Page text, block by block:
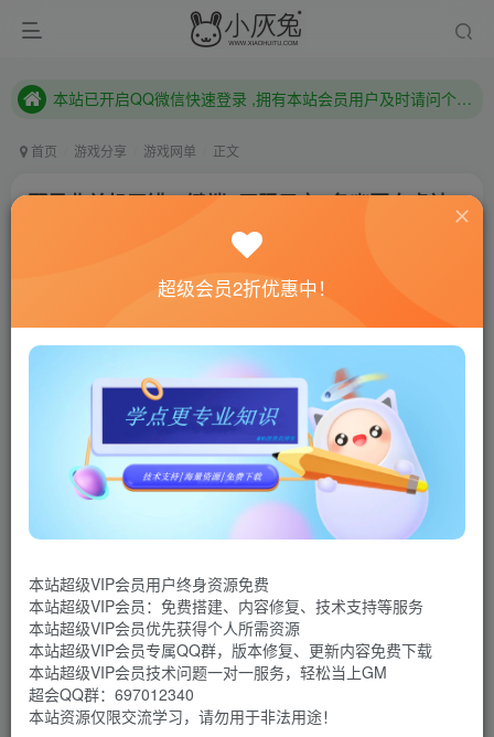
本站已开启QQ微信快速登录 ,拥有本站会员用户及时请问个人中心绑定！
本站已开启QQ微信快速登录 ,拥有本站会员用户及时请问个人中心绑定！
首页 游戏分享 游戏网单 正文
邪风曲单机无错一键端+无限元宝+各幽冥白虎神
469 5
联网教程： 内附教程
单机教程： 内附教程
不懂的话联系客服！！！
游戏名称：网络游戏-邪风曲单机
配置推荐：Windows XP/7 (32 或 64位)
CPU：双核2GHz
内存：2GB（至少）
【游戏介绍】《邪风曲》是一款2D回合制网络游戏，由
成都欢娱互动科技有限公司研发。游戏以当红网络作家血红
的著名小说《邪风曲》为蓝本。游戏背景糅合了中国大明王
朝和传统中国神话，力图表现小说中起伏跌宕的故事情节和
超级会员2折优惠中！
本站超级VIP会员用户终身资源免费
本站超级VIP会员：免费搭建、内容修复、技术支持等服务
本站超级VIP会员优先获得个人所需资源
本站超级VIP会员专属QQ群，版本修复、更新内容免费下载
本站超级VIP会员技术问题一对一服务，轻松当上GM
超会QQ群：697012340
本站资源仅限交流学习，请勿用于非法用途！